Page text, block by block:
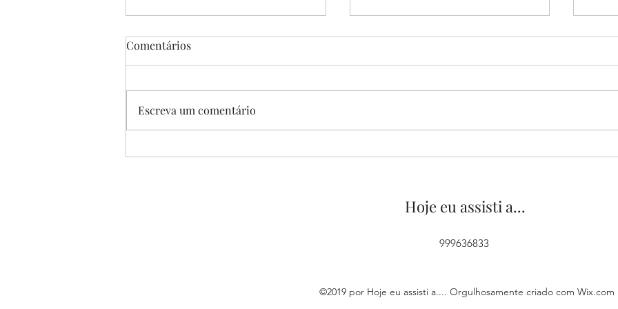
Comentários
Escreva um comentário
Hoje eu assisti a...
999636833
©2019 por Hoje eu assisti a.... Orgulhosamente criado com Wix.com